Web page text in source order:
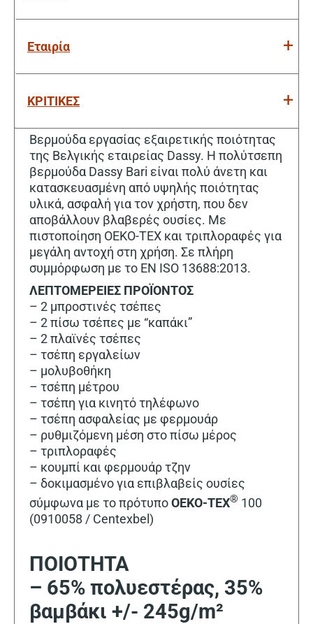
Εταιρία
ΚΡΙΤΙΚΕΣ
Βερμούδα εργασίας εξαιρετικής ποιότητας
της Βελγικής εταιρείας Dassy. Η πολύτσεπη
βερμούδα Dassy Bari είναι πολύ άνετη και
κατασκευασμένη από υψηλής ποιότητας
υλικά, ασφαλή για τον χρήστη, που δεν
αποβάλλουν βλαβερές ουσίες. Με
πιστοποίηση OEKO-TEX και τριπλοραφές για
μεγάλη αντοχή στη χρήση. Σε πλήρη
συμμόρφωση με το EN ISO 13688:2013.
ΛΕΠΤΟΜΕΡΕΙΕΣ ΠΡΟΪΟΝΤΟΣ
– 2 μπροστινές τσέπες
– 2 πίσω τσέπες με “καπάκι”
– 2 πλαϊνές τσέπες
– τσέπη εργαλείων
– μολυβοθήκη
– τσέπη μέτρου
– τσέπη για κινητό τηλέφωνο
– τσέπη ασφαλείας με φερμουάρ
– ρυθμιζόμενη μέση στο πίσω μέρος
– τριπλοραφές
– κουμπί και φερμουάρ τζην
– δοκιμασμένο για επιβλαβείς ουσίες
σύμφωνα με το πρότυποOEKO-TEX® 100
(0910058 / Centexbel)
ΠΟΙΟΤΗΤΑ
– 65% πολυεστέρας, 35%
βαμβάκι +/- 245g/m²